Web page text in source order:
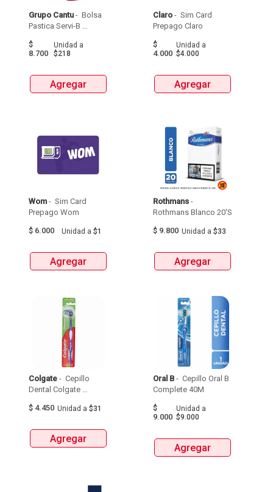
Grupo Cantu - Bolsa
Pastica Servi-B
Papelera 40 X 50  X
40Unds
$
8.700
Unidad a
$218
Agregar
Claro - Sim Card
$
4.000
Unidad a
$4.000
Agregar
Wom - Sim Card
$ 6.000 Unidad a $1
Agregar
Rothmans -
$ 9.800 Unidad a $33
Agregar
Colgate - Cepillo
Dental Colgate
$ 4.450 Unidad a $31
Agregar
Oral B - Cepillo Oral B
$
9.000
Unidad a
$9.000
Agregar